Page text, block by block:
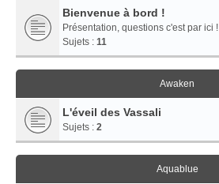
Bienvenue à bord !
Présentation, questions c'est par ici !
Sujets : 11
Awaken
L'éveil des Vassali
Sujets : 2
Aquablue